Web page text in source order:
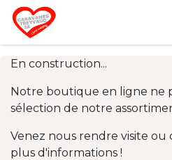
Se rendre au contenu
En construction...
Notre boutique en ligne ne
sélection de notre
Venez nous rendre visite
plus d'informations !